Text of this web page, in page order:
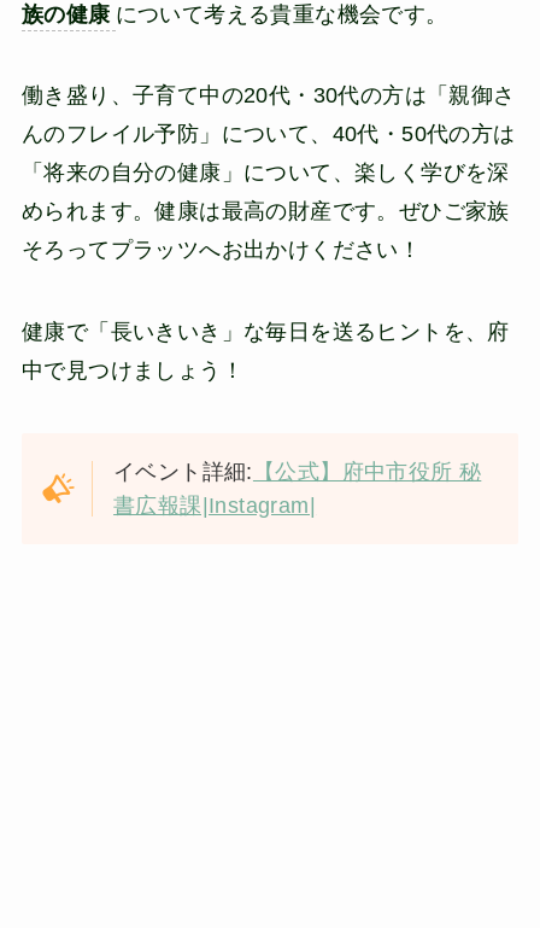
族の健康 について考える貴重な機会です。
働き盛り、子育て中の20代・30代の方は「親御さ
んのフレイル予防」について、40代・50代の方は
「将来の自分の健康」について、楽しく学びを深
められます。健康は最高の財産です。ぜひご家族
そろってプラッツへお出かけください！
健康で「長いきいき」な毎日を送るヒントを、府
中で見つけましょう！
イベント詳細: 【公式】府中市役所 秘
書広報課|Instagram|